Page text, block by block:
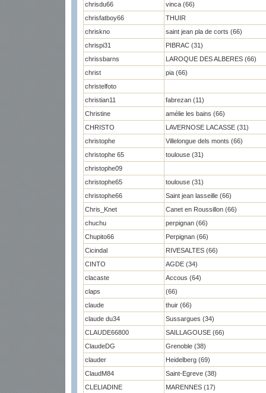
chrisdu66
vinca (66)
chrisfatboy66
THUIR
chriskno
saint jean pla de corts (66)
chrispi31
PIBRAC (31)
chrissbarns
LAROQUE DES ALBERES (66)
christ
pia (66)
christelfoto
christian11
fabrezan (11)
Christine
amélie les bains (66)
CHRISTO
LAVERNOSE LACASSE (31)
christophe
Villelongue dels monts (66)
christophe 65
toulouse (31)
christophe09
christophe65
toulouse (31)
christophe66
Saint jean lasseille (66)
Chris_Knet
Canet en Roussillon (66)
chuchu
perpignan (66)
Chupito66
Perpignan (66)
Cicindal
RIVESALTES (66)
CINTO
AGDE (34)
clacaste
Accous (64)
claps
(66)
claude
thuir (66)
claude du34
Sussargues (34)
CLAUDE66800
SAILLAGOUSE (66)
ClaudeDG
Grenoble (38)
clauder
Heidelberg (69)
ClaudM84
Saint-Egreve (38)
CLELIADINE
MARENNES (17)